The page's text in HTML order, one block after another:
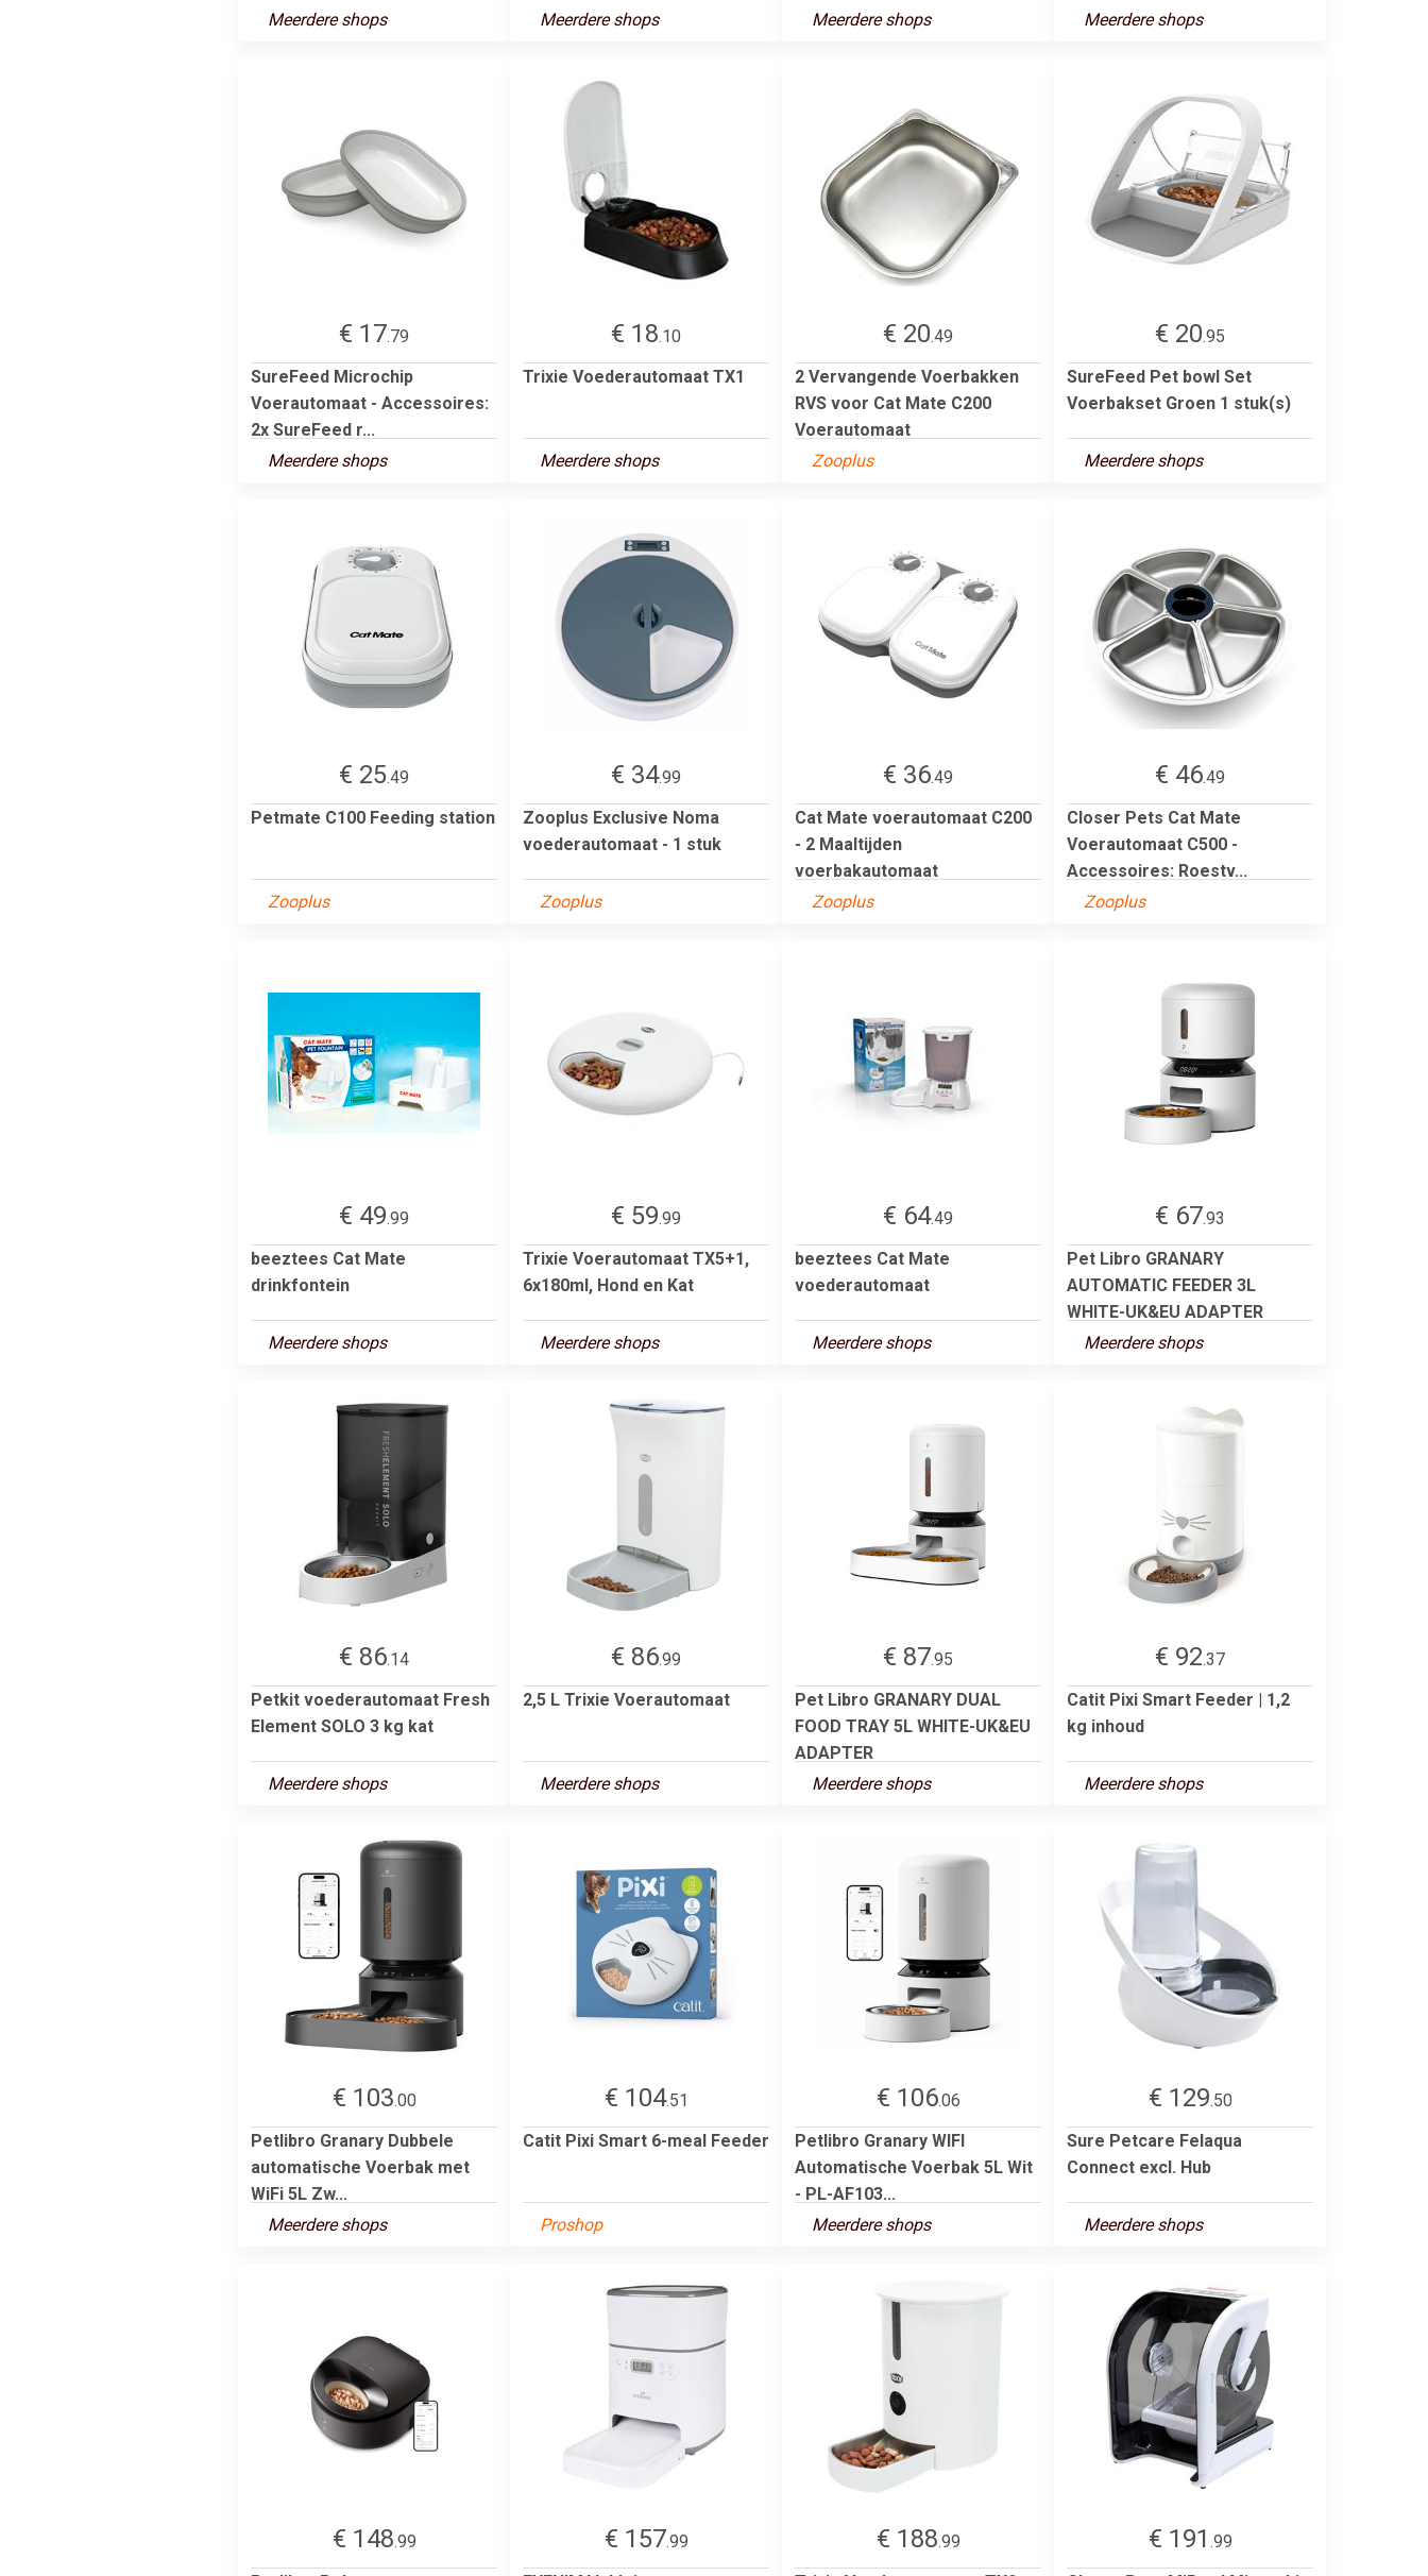
Meerdere shops
Meerdere shops
Meerdere shops
Meerdere shops
€ 17.79
SureFeed Microchip
Voerautomaat - Accessoires:
2x SureFeed r...
Meerdere shops
€ 18.10
Trixie Voederautomaat TX1
Meerdere shops
€ 20.49
2 Vervangende Voerbakken
RVS voor Cat Mate C200
Voerautomaat
Zooplus
€ 20.95
SureFeed Pet bowl Set
Voerbakset Groen 1 stuk(s)
Meerdere shops
€ 25.49
Petmate C100 Feeding station
Zooplus
€ 34.99
Zooplus Exclusive Noma
voederautomaat - 1 stuk
Zooplus
€ 36.49
Cat Mate voerautomaat C200
- 2 Maaltijden
voerbakautomaat
Zooplus
€ 46.49
Closer Pets Cat Mate
Voerautomaat C500 -
Accessoires: Roestv...
Zooplus
€ 49.99
beeztees Cat Mate
drinkfontein
Meerdere shops
€ 59.99
Trixie Voerautomaat TX5+1,
6x180ml, Hond en Kat
Meerdere shops
€ 64.49
beeztees Cat Mate
voederautomaat
Meerdere shops
€ 67.93
Pet Libro GRANARY
AUTOMATIC FEEDER 3L
WHITE-UK&EU ADAPTER
Meerdere shops
€ 86.14
Petkit voederautomaat Fresh
Element SOLO 3 kg kat
Meerdere shops
€ 86.99
2,5 L Trixie Voerautomaat
Meerdere shops
€ 87.95
Pet Libro GRANARY DUAL
FOOD TRAY 5L WHITE-UK&EU
ADAPTER
Meerdere shops
€ 92.37
Catit Pixi Smart Feeder | 1,2
kg inhoud
Meerdere shops
€ 103.00
Petlibro Granary Dubbele
automatische Voerbak met
WiFi 5L Zw...
Meerdere shops
€ 104.51
Catit Pixi Smart 6-meal Feeder
Proshop
€ 106.06
Petlibro Granary WIFI
Automatische Voerbak 5L Wit
- PL-AF103...
Meerdere shops
€ 129.50
Sure Petcare Felaqua
Connect excl. Hub
Meerdere shops
€ 148.99
€ 157.99
€ 188.99
€ 191 .99